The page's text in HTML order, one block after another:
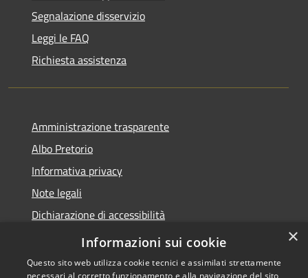
Segnalazione disservizio
Leggi le FAQ
Richiesta assistenza
Amministrazione trasparente
Albo Pretorio
Informativa privacy
Note legali
Dichiarazione di accessibilità
Piano di miglioramento del sito
×
Informazioni sui cookie
Questo sito web utilizza cookie tecnici e assimilati strettamente
necessari al corretto funzionamento e alla navigazione del sito,